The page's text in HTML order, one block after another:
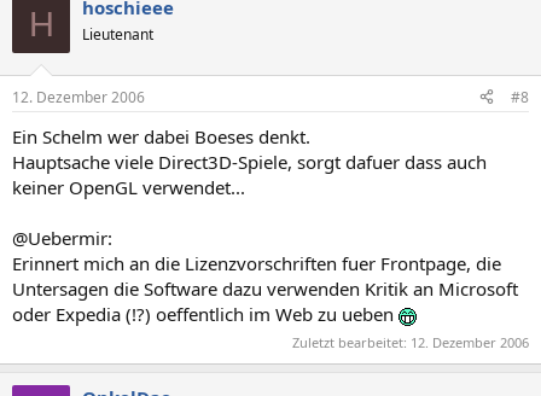
H hoschieee
Lieutenant
12. Dezember 2006 #8
Ein Schelm wer dabei Boeses denkt.
Hauptsache viele Direct3D-Spiele, sorgt dafuer dass auch
keiner OpenGL verwendet...
@Uebermir:
Erinnert mich an die Lizenzvorschriften fuer Frontpage, die
Untersagen die Software dazu verwenden Kritik an Microsoft
oder Expedia (!?) oeffentlich im Web zu ueben
Zuletzt bearbeitet: 12. Dezember 2006